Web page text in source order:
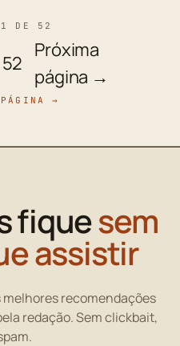
1 DE 52
52
Próxima
página →
→
fiquesem
assistir
recomendações
redação. Sem clickbait,